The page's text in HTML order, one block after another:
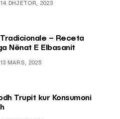
14 DHJETOR, 2023
Tradicionale – Receta
Nënat E Elbasanit
13 MARS, 2025
Trupit kur Konsumoni